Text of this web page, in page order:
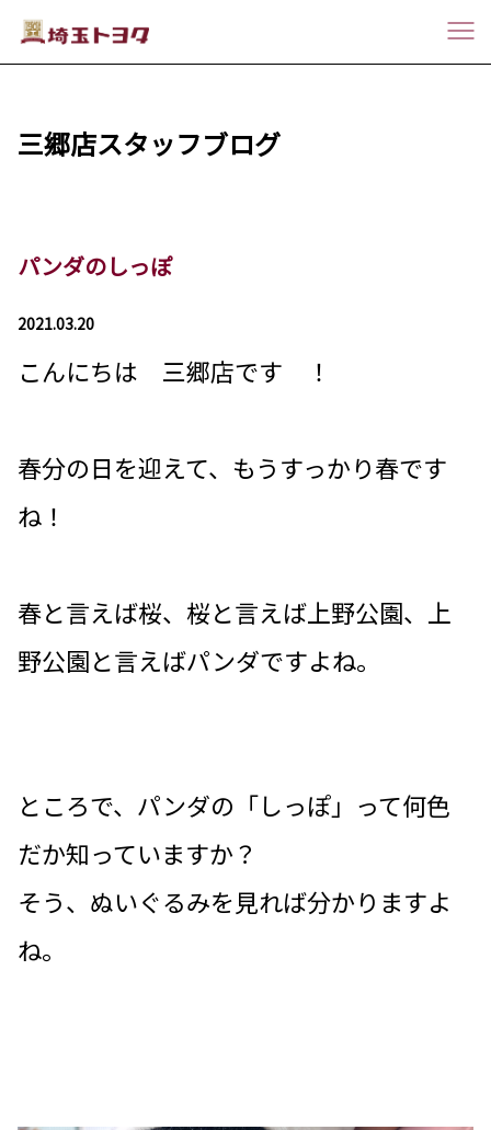
三郷店スタッフブログ
パンダのしっぽ
2021.03.20
こんにちは 三郷店です ！
春分の日を迎えて、もうすっかり春です
ね！
春と言えば桜、桜と言えば上野公園、上
野公園と言えばパンダですよね。
ところで、パンダの「しっぽ」って何色
だか知っていますか？
そう、ぬいぐるみを見れば分かりますよ
ね。